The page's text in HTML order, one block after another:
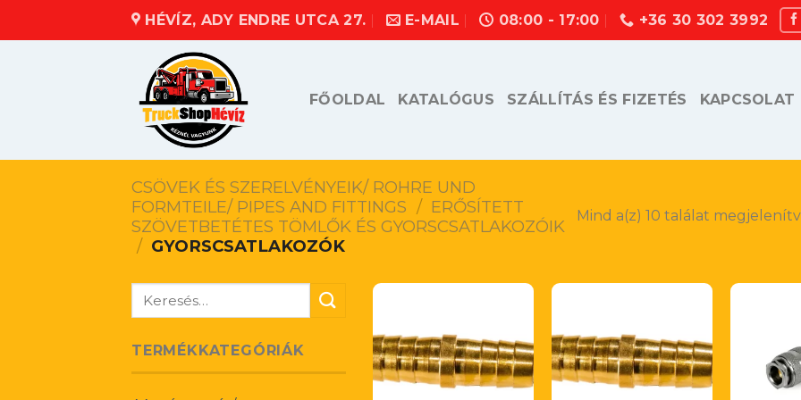
HÉVÍZ, ADY ENDRE UTCA 27. E-MAIL 08:00 - 17:00 +36 30 302 3992
FŐOLDAL KATALÓGUS SZÁLLÍTÁS ÉS FIZETÉS KAPCSOLAT
CSÖVEK ÉS SZERELVÉNYEIK/ ROHRE UND
FORMTEILE/ PIPES AND FITTINGS / ERŐSÍTETT
SZÖVETBETÉTES TÖMLŐK ÉS GYORSCSATLAKOZÓIK
/ GYORSCSATLAKOZÓK
Mind a(z) 10 találat
Keresés
TERMÉKKATEGÓRIÁK